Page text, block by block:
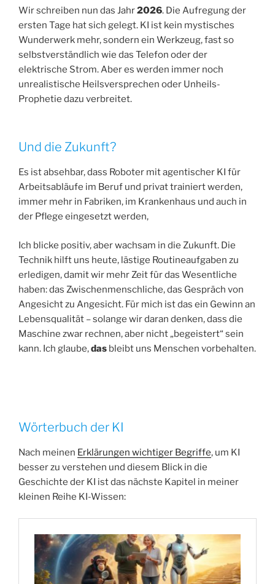
Wir schreiben nun das Jahr2026. Die Aufregung der
ersten Tage hat sich gelegt. KI ist kein mystisches
Wunderwerk mehr, sondern ein Werkzeug, fast so
selbstverständlich wie das Telefon oder der
elektrische Strom. Aber es werden immer noch
unrealistische Heilsversprechen oder Unheils-
Prophetie dazu verbreitet.
Und die Zukunft?
Es ist absehbar, dass Roboter mit agentischer KI für
Arbeitsabläufe im Beruf und privat trainiert werden,
immer mehr in Fabriken, im Krankenhaus und auch in
der Pflege eingesetzt werden,
Ich blicke positiv, aber wachsam in die Zukunft. Die
Technik hilft uns heute, lästige Routineaufgaben zu
erledigen, damit wir mehr Zeit für das Wesentliche
haben: das Zwischenmenschliche, das Gespräch von
Angesicht zu Angesicht. Für mich ist das ein Gewinn an
Lebensqualität – solange wir daran denken, dass die
Maschine zwar rechnen, aber nicht „begeistert“ sein
kann. Ich glaube,das bleibt uns Menschen vorbehalten.
Wörterbuch der KI
Nach meinen Erklärungen wichtiger Begriffe, um KI
besser zu verstehen und diesem Blick in die
Geschichte der KI ist das nächste Kapitel in meiner
kleinen Reihe KI-Wissen: